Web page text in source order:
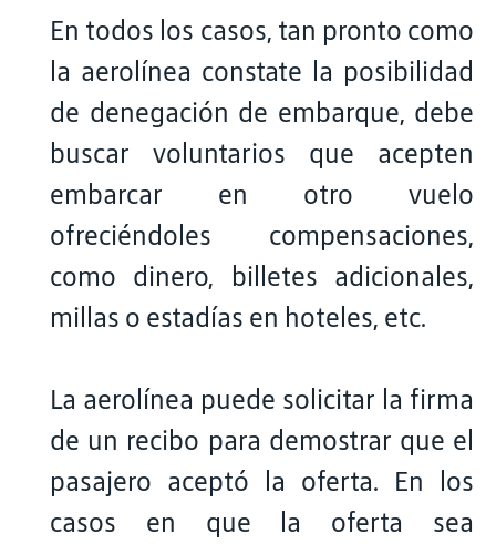
En todos los casos, tan pronto como
la aerolínea constate la posibilidad
de denegación de embarque, debe
buscar voluntarios que acepten
embarcar en otro vuelo
ofreciéndoles compensaciones,
como dinero, billetes adicionales,
millas o estadías en hoteles, etc.
La aerolínea puede solicitar la firma
de un recibo para demostrar que el
pasajero aceptó la oferta. En los
casos en que la oferta sea